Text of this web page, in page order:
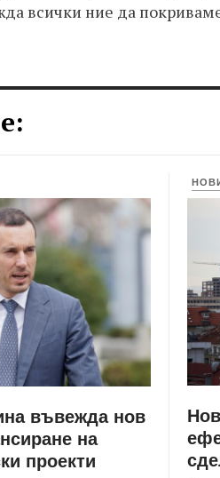
всички ние да
въвежда нов
на
проекти